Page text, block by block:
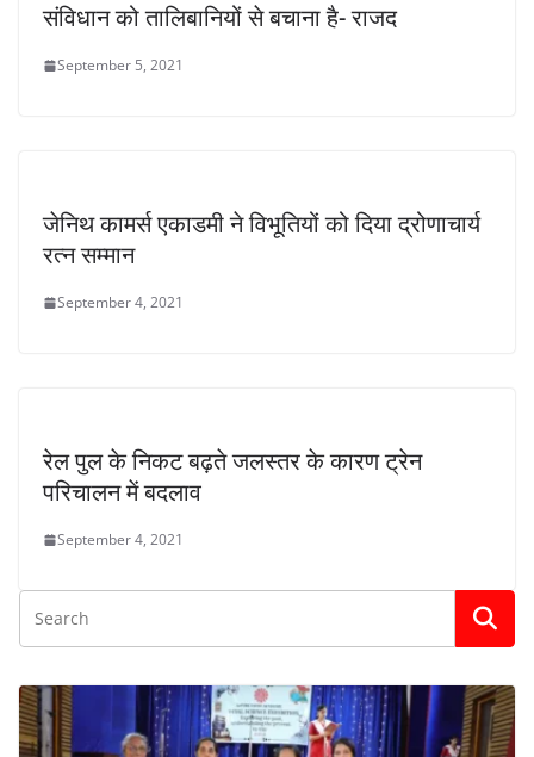
संविधान को तालिबानियों से बचाना है- राजद
September 5, 2021
जेनिथ कामर्स एकाडमी ने विभूतियों को दिया द्रोणाचार्य
रत्न सम्मान
September 4, 2021
रेल पुल के निकट बढ़ते जलस्तर के कारण ट्रेन
परिचालन में बदलाव
September 4, 2021